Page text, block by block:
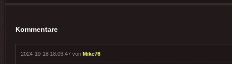
Kommentare
2024-10-18 18:03:47 von Mike76